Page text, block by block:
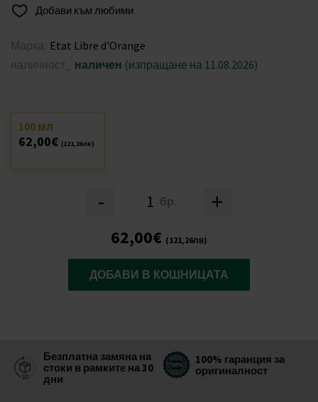
Добави към любими
Марка: Etat Libre d'Orange
наличност_
наличен (изпращане на 11.08.2026)
- бр. +
100 мл
62,00€ (121,26лв)
62,00€ (121,26лв)
ДОБАВИ В КОШНИЦАТА
Безплатна замяна на
стоки в рамките на 30
дни
100% гаранция за
оригиналност